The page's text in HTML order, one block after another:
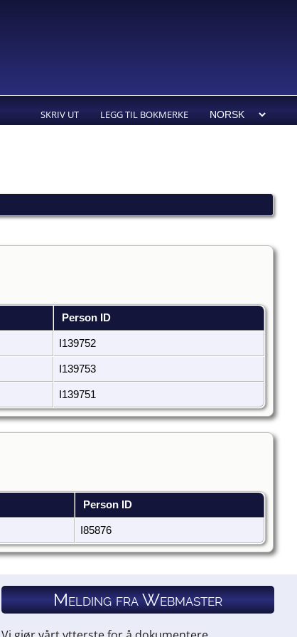
SKRIV UT LEGG TIL BOKMERKE
Person ID
I139752
I139753
I139751
Person ID
I85876
Melding fra Webmaster